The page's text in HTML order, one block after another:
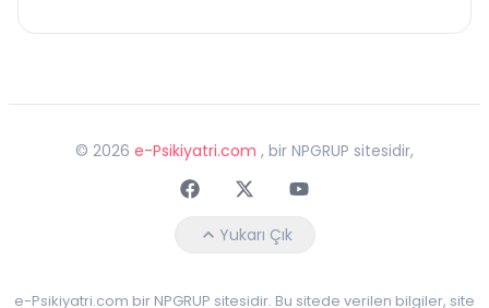
© 2026 e-Psikiyatri.com , bir NPGRUP sitesidir,
FaceebokTwitterYoutube
Yukarı Çık
e-Psikiyatri.com bir NPGRUP sitesidir. Bu sitede verilen bilgiler, site